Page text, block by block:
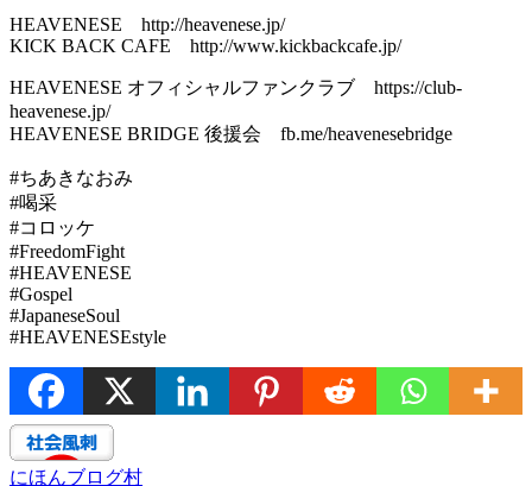
HEAVENESE http://heavenese.jp/
KICK BACK CAFE http://www.kickbackcafe.jp/
HEAVENESE オフィシャルファンクラブ https://club-
heavenese.jp/
HEAVENESE BRIDGE 後援会 fb.me/heavenesebridge
#ちあきなおみ
#喝采
#コロッケ
#FreedomFight
#HEAVENESE
#Gospel
#JapaneseSoul
#HEAVENESEstyle
にほんブログ村